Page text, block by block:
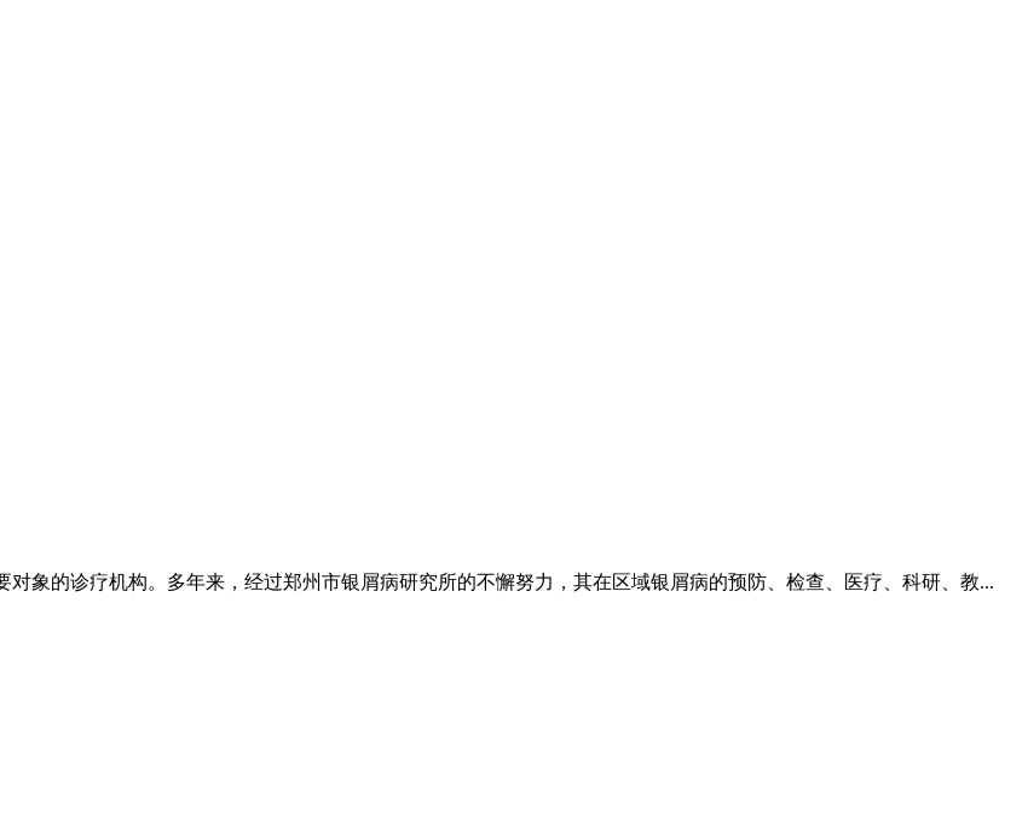
象的诊疗机构。多年来，经过郑州市银屑病研究所的不懈努力，其在区域银屑病的预防、检查、医疗、科研、教...